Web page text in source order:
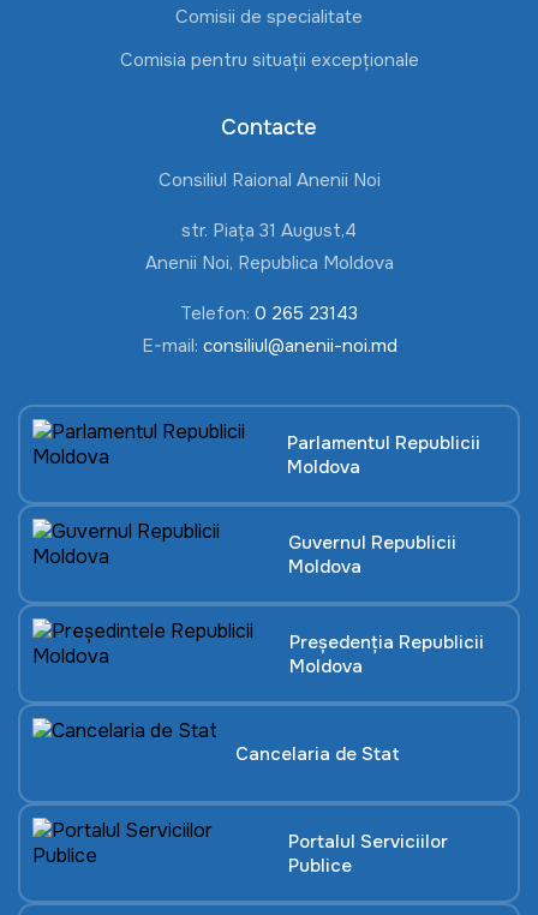
Comisii de specialitate
Comisia pentru situații excepționale
Contacte
Consiliul Raional Anenii Noi
str. Piața 31 August,4
Anenii Noi, Republica Moldova
Telefon: 0 265 23143
E-mail: consiliul@anenii-noi.md
Parlamentul Republicii
Moldova
Guvernul Republicii
Moldova
Președenția Republicii
Moldova
Cancelaria de Stat
Portalul Serviciilor
Publice